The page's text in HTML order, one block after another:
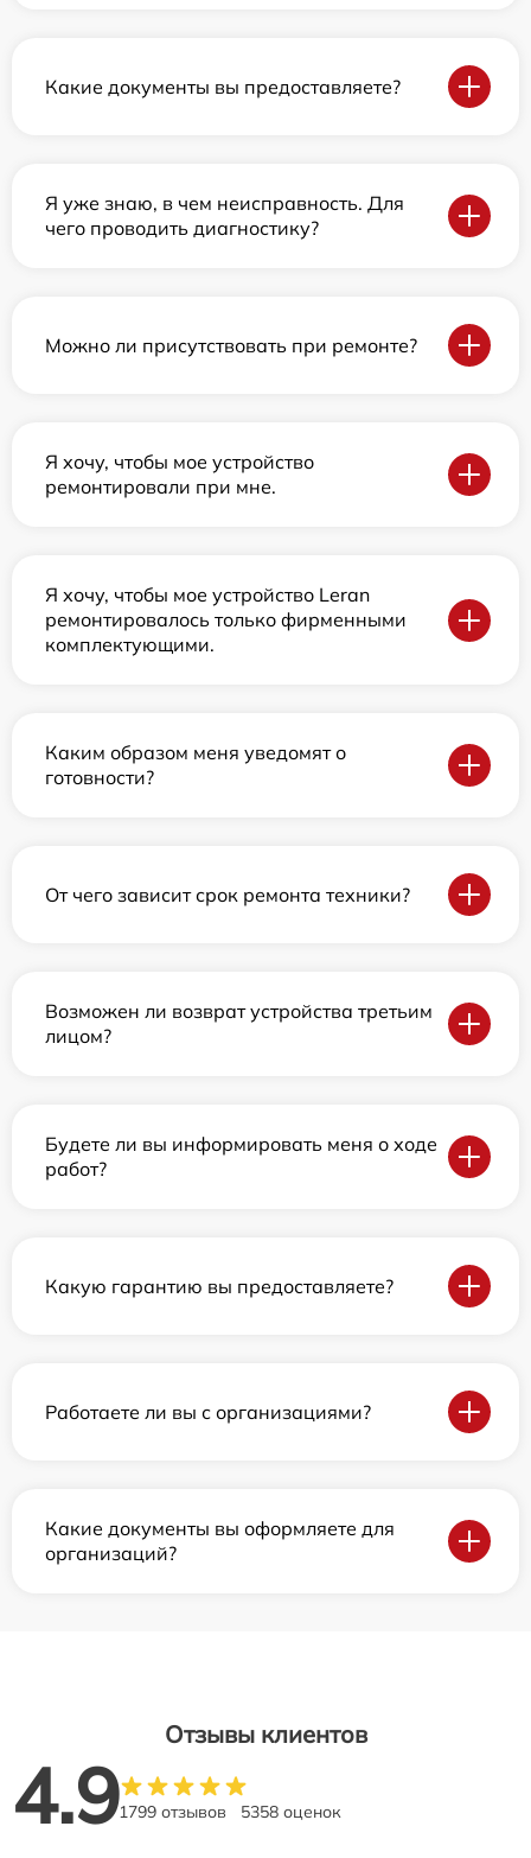
Какие документы вы предоставляете?
Я уже знаю, в чем неисправность. Для
чего проводить диагностику?
Можно ли присутствовать при ремонте?
Я хочу, чтобы мое устройство
ремонтировали при мне.
Я хочу, чтобы мое устройство Leran
ремонтировалось только фирменными
комплектующими.
Каким образом меня уведомят о
готовности?
От чего зависит срок ремонта техники?
Возможен ли возврат устройства третьим
лицом?
Будете ли вы информировать меня о ходе
работ?
Какую гарантию вы предоставляете?
Работаете ли вы с организациями?
Какие документы вы оформляете для
организаций?
Отзывы клиентов
4.91799 отзывов 5358 оценок